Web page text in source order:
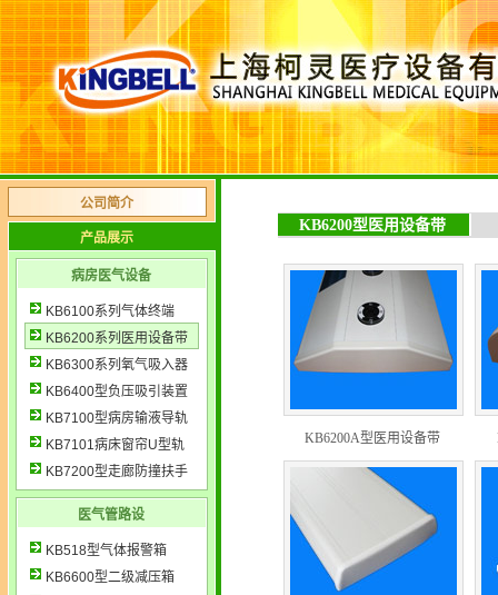
公司简介
产品展示
病房医气设备
KB6100系列气体终端
KB6200系列医用设备带
KB6300系列氧气吸入器
KB6400型负压吸引装置
KB7100型病房输液导轨
KB7101病床窗帘U型轨
KB7200型走廊防撞扶手
医气管路设
KB518型气体报警箱
KB6600型二级减压箱
KB6200型医用设备带
KB6200A型医用设备带